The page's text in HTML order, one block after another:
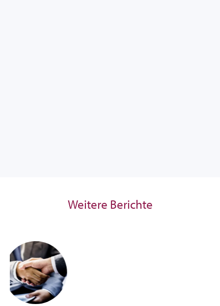
Weitere Berichte